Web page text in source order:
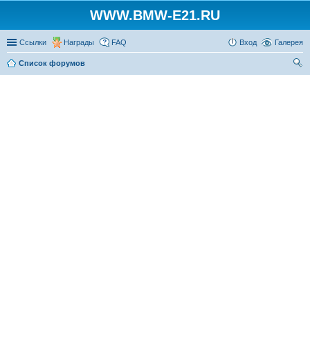
WWW.BMW-E21.RU
Ссылки Награды Галерея
FAQ Вход
Список форумов